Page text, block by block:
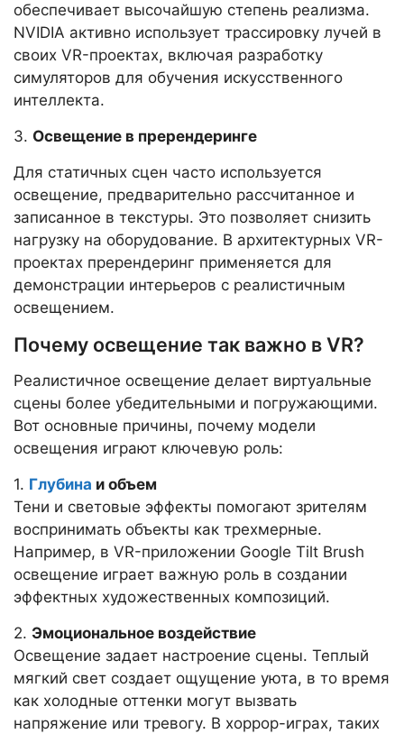
обеспечивает высочайшую степень реализма.
NVIDIA активно использует трассировку лучей в
своих VR-проектах, включая разработку
симуляторов для обучения искусственного
интеллекта.
3. Освещение в пререндеринге
Для статичных сцен часто используется
освещение, предварительно рассчитанное и
записанное в текстуры. Это позволяет снизить
нагрузку на оборудование. В архитектурных VR-
проектах пререндеринг применяется для
демонстрации интерьеров с реалистичным
освещением.
Почему освещение так важно в VR?
Реалистичное освещение делает виртуальные
сцены более убедительными и погружающими.
Вот основные причины, почему модели
освещения играют ключевую роль:
1. Глубина и объем
Тени и световые эффекты помогают зрителям
воспринимать объекты как трехмерные.
Например, в VR-приложении Google Tilt Brush
освещение играет важную роль в создании
эффектных художественных композиций.
2. Эмоциональное воздействие
Освещение задает настроение сцены. Теплый
мягкий свет создает ощущение уюта, в то время
как холодные оттенки могут вызвать
напряжение или тревогу. В хоррор-играх, таких